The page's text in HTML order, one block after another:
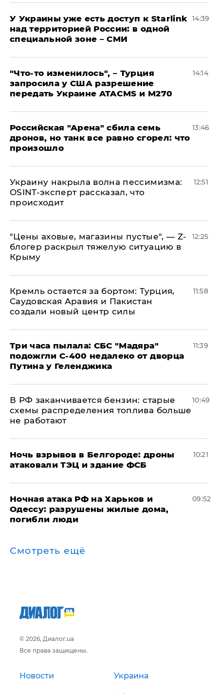
У Украины уже есть доступ к Starlink
над территорией России: в одной
специальной зоне – СМИ
14:39
​"Что-то изменилось", – Турция
запросила у США разрешение
передать Украине ATACMS и M270
14:14
​Российская "Арена" сбила семь
дронов, но танк все равно сгорел: что
произошло
13:46
​Украину накрыла волна пессимизма:
OSINT-эксперт рассказал, что
происходит
12:51
​"Цены аховые, магазины пустые", — Z-
блогер раскрыл тяжелую ситуацию в
Крыму
12:25
​Кремль остается за бортом: Турция,
Саудовская Аравия и Пакистан
создали новый центр силы
11:58
Три часа пылала: СБС "Мадяра"
подожгли С-400 недалеко от дворца
Путина у Геленджика
11:39
​В РФ заканчивается бензин: старые
схемы распределения топлива больше
не работают
10:49
​Ночь взрывов в Белгороде: дроны
атаковали ТЭЦ и здание ФСБ
10:21
​Ночная атака РФ на Харьков и
Одессу: разрушены жилые дома,
погибли люди
09:52
Смотреть ещё
© 2026, Диалог.ua
Все права защищены.
Новости Украина